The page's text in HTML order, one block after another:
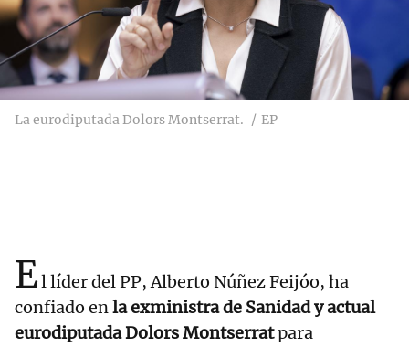
La eurodiputada Dolors Montserrat. EP
El líder del PP, Alberto Núñez Feijóo, ha
confiado enla exministra de Sanidad y actual
eurodiputada Dolors Montserratpara